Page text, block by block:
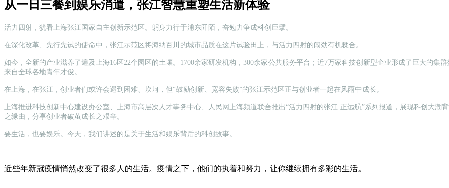
从一日三餐到娱乐消遣，张江智慧重塑生活新体验
活力四射，犹看上海张江国家自主创新示范区。躬身力行于浦东阡陌，奋勉力争成科创巨擘。
在深化改革、先行先试的使命中，张江示范区将海纳百川的城市品质在这片试验田上，与活力四射的闯劲有机糅合。
如今，全新的产业滋养了遍及上海16区22个园区的土壤。1700余家研发机构，300余家公共服务平台；近7万家科技创新型企业形成了巨大的集
来自全球各地青年才俊。
在上海，在张江，创业者们或许会遇到困难、坎坷，但“鼓励创新、宽容失败”的张江示范区正与创业者一起在风雨中成长。
上海推进科技创新中心建设办公室、上海市高层次人才事务中心、人民网上海频道联合推出“活力四射的张江·正远航”系列报道，展现科创大潮
之缘由，分享创业者破茧成长之艰辛。
要生活，也要娱乐。今天，我们讲述的是关于生活和娱乐背后的科创故事。
近些年新冠疫情悄然改变了很多人的生活。疫情之下，他们的执着和努力，让你继续拥有多彩的生活。